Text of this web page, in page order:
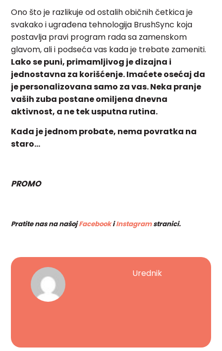
Ono što je razlikuje od ostalih običnih četkica je
svakako i ugrađena tehnologija BrushSync koja
postavlja pravi program rada sa zamenskom
glavom, ali i podseća vas kada je trebate zameniti.
Lako se puni, primamljivog je dizajna i
jednostavna za korišćenje. Imaćete osećaj da
je personalizovana samo za vas. Neka pranje
vaših zuba postane omiljena dnevna
aktivnost, a ne tek usputna rutina.
Kada je jednom probate, nema povratka na
staro…
PROMO
Pratite nas na našojFacebookiInstagramstranici.
Urednik